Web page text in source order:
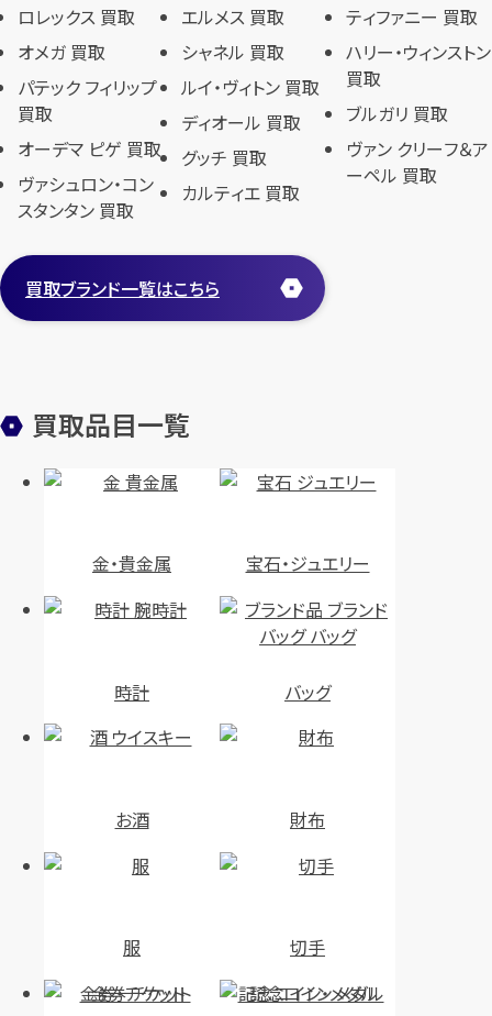
ロレックス 買取
オメガ 買取
パテック フィリップ
買取
オーデマ ピゲ 買取
ヴァシュロン・コン
スタンタン 買取
エルメス 買取
シャネル 買取
ルイ・ヴィトン 買取
ディオール 買取
グッチ 買取
カルティエ 買取
ティファニー 買取
ハリー・ウィンストン
買取
ブルガリ 買取
ヴァン クリーフ＆ア
ーペル 買取
買取ブランド一覧はこちら
買取品目一覧
金・貴金属 宝石・ジュエリー
時計 バッグ
お酒 財布
服
切手
金券・チケット
記念コイン・メダル